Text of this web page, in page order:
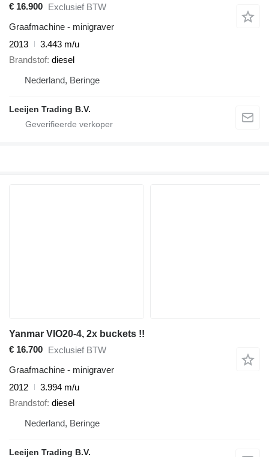
€ 16.900 Exclusief BTW
Graafmachine - minigraver
2013
3.443 m/u
Brandstof diesel
Nederland, Beringe
Leeijen Trading B.V.
Yanmar VIO20-4, 2x buckets !!
€ 16.700 Exclusief BTW
Graafmachine - minigraver
2012
3.994 m/u
Brandstof diesel
Nederland, Beringe
Leeijen Trading B.V.